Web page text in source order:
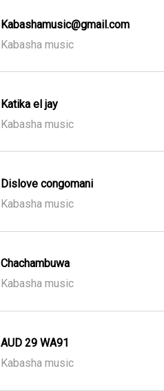
Kabashamusic@gmail.com
Kabasha music
Katika el jay
Kabasha music
Dislove congomani
Kabasha music
Chachambuwa
Kabasha music
AUD 29 WA91
Kabasha music